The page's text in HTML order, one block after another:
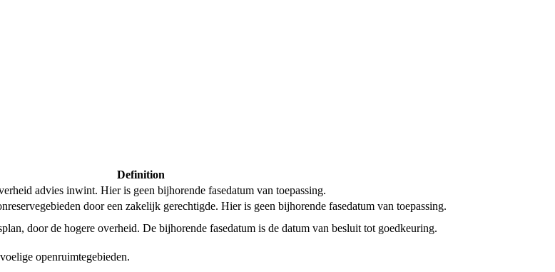
Definition
advies inwint. Hier is geen bijhorende fasedatum van toepassing.
door een zakelijk gerechtigde. Hier is geen bijhorende fasedatum van toepassing.
door de hogere overheid. De bijhorende fasedatum is de datum van besluit tot goedkeuring.
openruimtegebieden.